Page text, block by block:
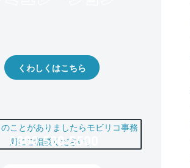
くわしくはこちら
0800-500-5500